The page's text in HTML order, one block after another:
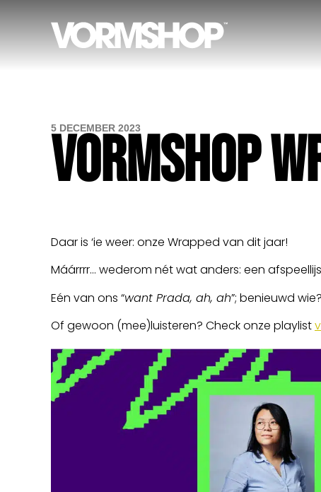
5 DECEMBER 2023
VORMSHOP
Daar is ‘ie weer: onze Wrapped van dit jaar!
Máárrrr… wederom nét wat anders: een
Eén van ons “want Prada, ah, ah”; benieuwd
Of gewoon (mee)luisteren? Check onze playlist